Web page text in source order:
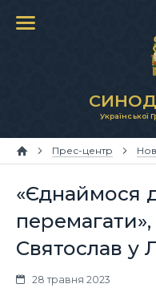
Української
Прес-центр
«Єднаймося
Святослав у
28 травня 2023